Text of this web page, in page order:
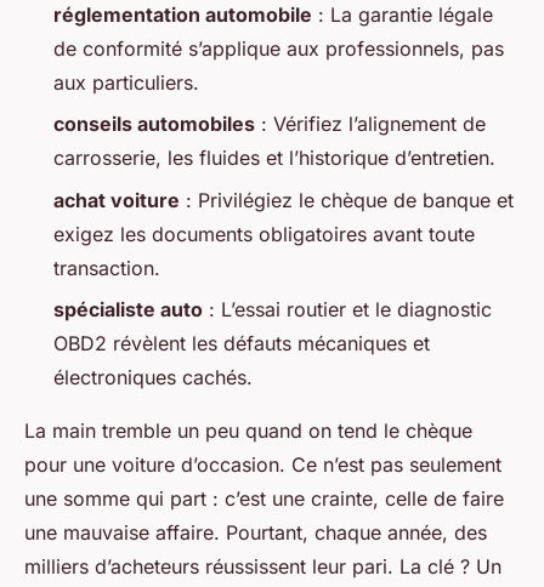
réglementation automobile : La garantie légale
de conformité s’applique aux professionnels, pas
aux particuliers.
conseils automobiles : Vérifiez l’alignement de
carrosserie, les fluides et l’historique d’entretien.
achat voiture : Privilégiez le chèque de banque et
exigez les documents obligatoires avant toute
transaction.
spécialiste auto : L’essai routier et le diagnostic
OBD2 révèlent les défauts mécaniques et
électroniques cachés.
La main tremble un peu quand on tend le chèque
pour une voiture d’occasion. Ce n’est pas seulement
une somme qui part : c’est une crainte, celle de faire
une mauvaise affaire. Pourtant, chaque année, des
milliers d’acheteurs réussissent leur pari. La clé ? Un